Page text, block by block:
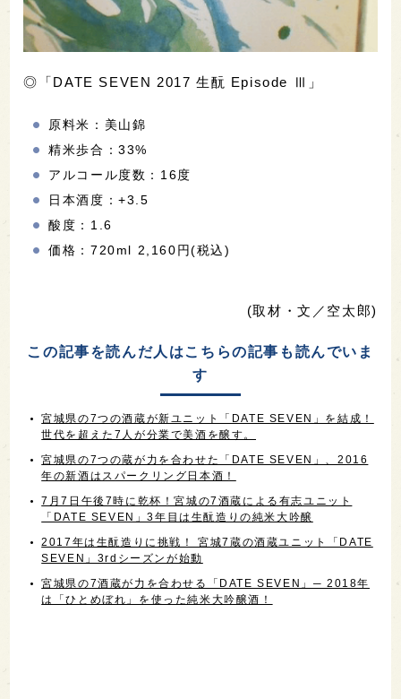
◎「DATE SEVEN 2017 生酛 Episode Ⅲ」
原料米：美山錦
精米歩合：33%
アルコール度数：16度
日本酒度：+3.5
酸度：1.6
価格：720ml 2,160円(税込)
(取材・文／空太郎)
この記事を読んだ人はこちらの記事も読んでいま
す
宮城県の7つの酒蔵が新ユニット「DATE SEVEN」を結成！
世代を超えた7人が分業で美酒を醸す。
宮城県の7つの蔵が力を合わせた「DATE SEVEN」、2016
年の新酒はスパークリング日本酒！
7月7日午後7時に乾杯！宮城の7酒蔵による有志ユニット
「DATE SEVEN」3年目は生酛造りの純米大吟醸
2017年は生酛造りに挑戦！ 宮城7蔵の酒蔵ユニット「DATE
SEVEN」3rdシーズンが始動
宮城県の7酒蔵が力を合わせる「DATE SEVEN」─ 2018年
は「ひとめぼれ」を使った純米大吟醸酒！